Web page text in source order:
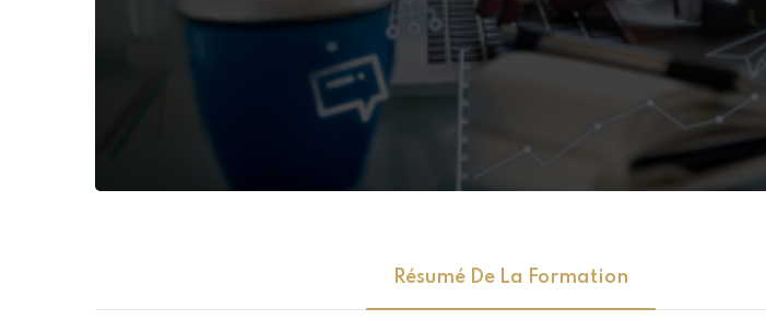
Résumé De La Formation